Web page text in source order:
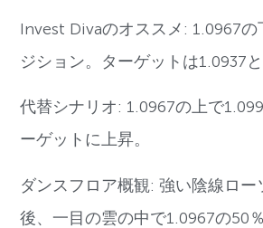
Invest Divaのオススメ: 1.0967の
ジション。ターゲットは1.0937と
代替シナリオ: 1.0967の上で
ーゲットに上昇。
ダンスフロア概観: 強い陰線ロー
後、一目の雲の中で1.0967の50